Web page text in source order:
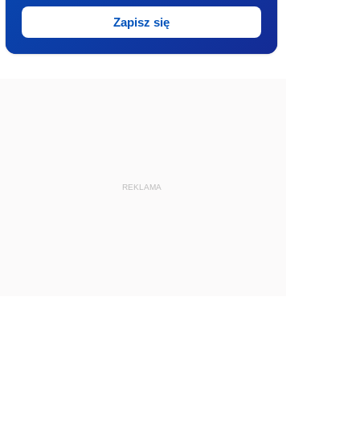
Zapisz się
REKLAMA